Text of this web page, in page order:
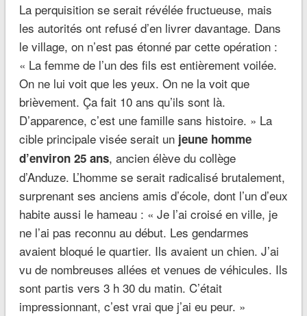
La perquisition se serait révélée fructueuse, mais
les autorités ont refusé d’en livrer davantage. Dans
le village, on n’est pas étonné par cette opération :
« La femme de l’un des fils est entièrement voilée.
On ne lui voit que les yeux. On ne la voit que
brièvement. Ça fait 10 ans qu’ils sont là.
D’apparence, c’est une famille sans histoire. » La
cible principale visée serait un jeune homme
d’environ 25 ans, ancien élève du collège
d’Anduze. L’homme se serait radicalisé brutalement,
surprenant ses anciens amis d’école, dont l’un d’eux
habite aussi le hameau : « Je l’ai croisé en ville, je
ne l’ai pas reconnu au début. Les gendarmes
avaient bloqué le quartier. Ils avaient un chien. J’ai
vu de nombreuses allées et venues de véhicules. Ils
sont partis vers 3 h 30 du matin. C’était
impressionnant, c’est vrai que j’ai eu peur. »